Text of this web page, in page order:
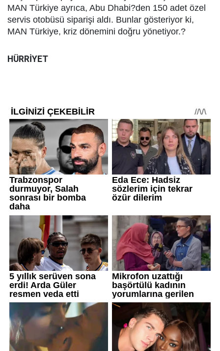
MAN Türkiye ayrıca, Abu Dhabi?den 150 adet özel
servis otobüsü siparişi aldı. Bunlar gösteriyor ki,
MAN Türkiye, kriz dönemini doğru yönetiyor.?
HÜRRİYET